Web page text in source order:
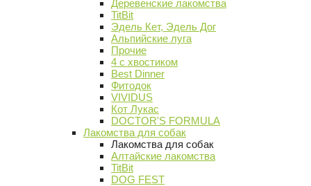
Деревенские лакомства
TitBit
Эдель Кет, Эдель Дог
Альпийские луга
Прочие
4 с хвостиком
Best Dinner
Фитодок
VIVIDUS
Кот Лукас
DOCTOR'S FORMULA
Лакомства для собак
Лакомства для собак
Алтайские лакомства
TitBit
DOG FEST